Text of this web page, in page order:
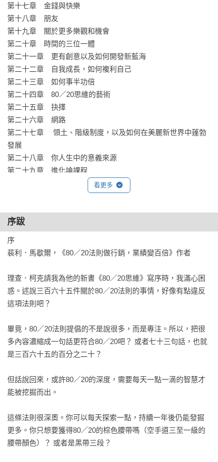
第十七章　金錢與快樂
第十八章　朋友
第十九章　關於更多樂觀和機會
第二十章　時間的三位一體
第二十一章　更有創意以及如何開發新藍海
第二十二章　自我成長，如何複利自己
第二十三章　如何事半功倍
第二十四章　80／20思維的藝術
第二十五章　抉擇
第二十六章　網路
第二十七章　 領土、階級制度，以及如何在美麗新世界中蓬勃
發展
第二十八章　你人生中的意義來源
第二十九章　進化論課程
第三十章　從基因角度觀看如何賺更多錢、獲得更多樂趣
第三十一章　稱心如意和拍胸脯
第三十三章　神經可塑性、以牙還牙及正確的居住地
第三十四章　時間綠洲、思考與混亂
第三十五章　帕金森定理
第三十六章　費波那契的兔子
第三十八章　生活在小小世界中
第三十九章　選擇與創造你的樞紐
第四十章　預感
第四十二章　帕斯卡賭注及不對稱賭注
第四十三章　黑天鵝效應及歷史
看更多
序跋
序
裴利．馬歇爾，《80／20法則做行銷，業績變百倍》作者
理查．柯克請我為他的新書《80／20思維》寫序時，我滿心困
惑。述說三百六十五件關於80／20法則的事情，好像有點違反
這項法則吧？
畢竟，80／20法則提倡的不是說很多，而是專注。所以，把很
多內容濃縮成一句話更符合80／20吧？ 或者七十三句話，也就
是三百六十五的百分之二十？
但話說回來，或許80／20的深度，需要每天一點一滴的智慧才
能被挖掘而出。
這條法則很深奧。你可以每天探索一點，持續一年後仍能發掘
更多。你只想要獲得80／20的棕色腰帶嗎（空手道三至一級的
腰帶顏色）？ 或者是黑帶三段？